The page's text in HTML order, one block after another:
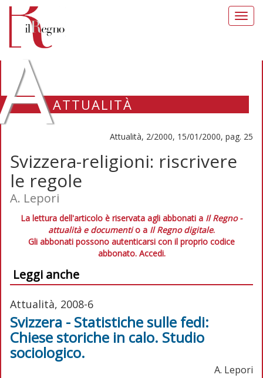
ATTUALITÀ
Attualità, 2/2000, 15/01/2000, pag. 25
Svizzera-religioni: riscrivere
le regole
A. Lepori
La lettura dell'articolo è riservata agli abbonati a Il Regno -
attualità e documentio a Il Regno digitale.
Gli abbonati possono autenticarsi con il proprio codice
abbonato. Accedi.
Leggi anche
Attualità, 2008-6
Svizzera - Statistiche sulle fedi:
Chiese storiche in calo. Studio
sociologico.
A. Lepori